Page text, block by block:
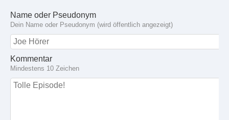
Name oder Pseudonym
Dein Name oder Pseudonym (wird öffentlich angezeigt)
Kommentar
Mindestens 10 Zeichen